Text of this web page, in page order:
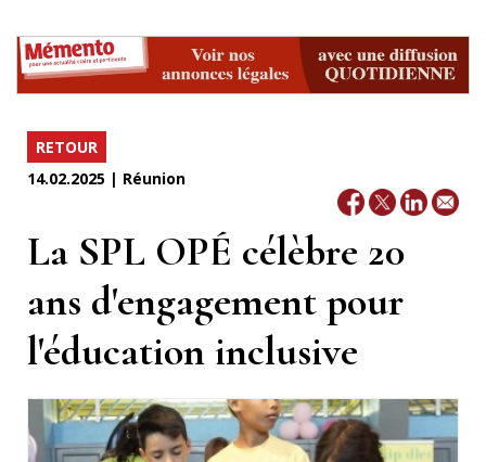
RETOUR
14.02.2025 | Réunion
La SPL OPÉ célèbre 20
ans d'engagement pour
l'éducation inclusive